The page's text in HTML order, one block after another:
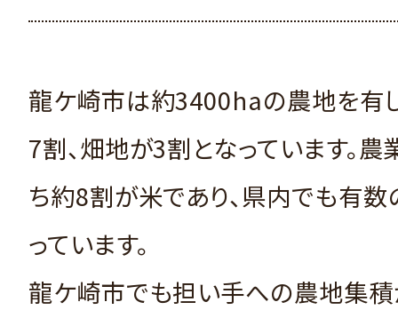
龍ケ崎市は約3400haの農地を有
7割、畑地が3割となっています。
ち約8割が米であり、県内でも有
っています。
龍ケ崎市でも担い手への農地集積